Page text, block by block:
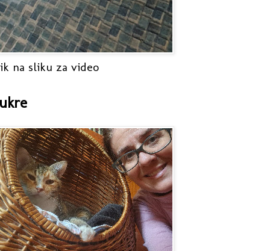
na sliku za video